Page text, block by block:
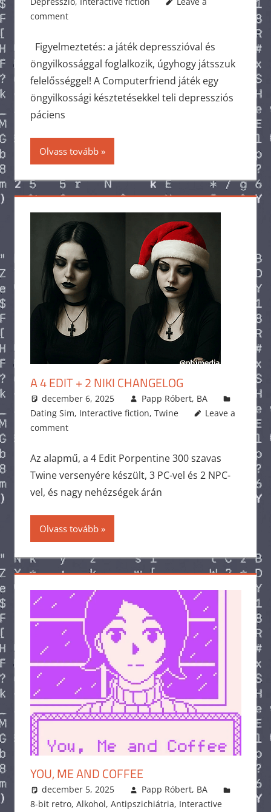
comment
Figyelmeztetés: a játék depresszióval és
öngyilkossággal foglalkozik, úgyhogy játsszuk
felelősséggel! A Computerfriend játék egy
öngyilkossági késztetésekkel teli depressziós
páciens
Olvass tovább
A 4 EDIT + 2 NIKI CHANGELOG
december 6, 2025
Papp Róbert, BA
Dating Sim, Interactive fiction, Twine
Leave a
comment
Az alapmű, a 4 Edit Porpentine 300 szavas
Twine versenyére készült, 3 PC-vel és 2 NPC-
vel, és nagy nehézségek árán
Olvass tovább
YOU, ME AND COFFEE
december 5, 2025
Papp Róbert, BA
8-bit retro, Alkohol, Antipszichiátria, Interactive